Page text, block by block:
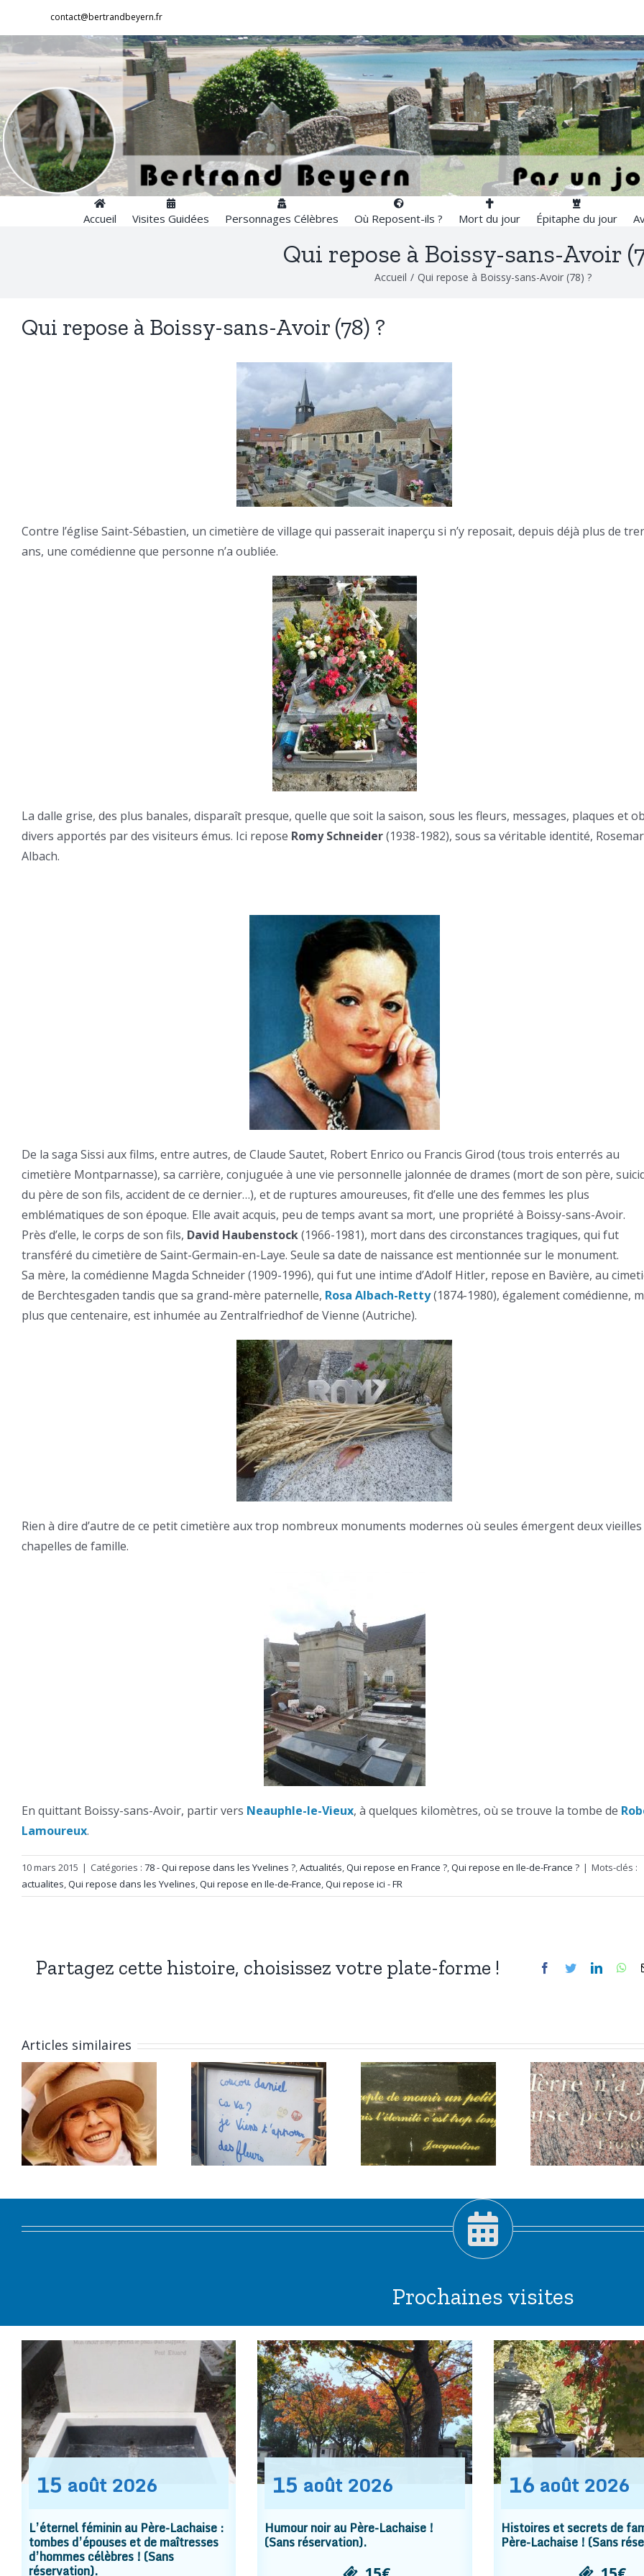
contenu
contact@bertrandbeyern.fr
Accueil Visites Guidées Personnages Célèbres Où Reposent-ils ? Mort du jour Épitaphe du jour
Qui repose à Boissy-sans-Avoir
Accueil / Qui repose à Boissy-sans-Avoir (78) ?
Qui repose à Boissy-sans-Avoir (78) ?
Contre l’église Saint-Sébastien, un cimetière de village qui passerait inaperçu si n’y reposait, depuis déjà plus de
ans, une comédienne que personne n’a oubliée.
La dalle grise, des plus banales, disparaît presque, quelle que soit la saison, sous les fleurs, messages, plaques et
divers apportés par des visiteurs émus. Ici repose Romy Schneider(1938-1982), sous sa véritable identité,
Albach.
De la saga Sissi aux films, entre autres, de Claude Sautet, Robert Enrico ou Francis Girod (tous trois enterrés au
cimetière Montparnasse), sa carrière, conjuguée à une vie personnelle jalonnée de drames (mort de son père,
du père de son fils, accident de ce dernier…), et de ruptures amoureuses, fit d’elle une des femmes les plus
emblématiques de son époque. Elle avait acquis, peu de temps avant sa mort, une propriété à Boissy-sans-Avoir.
Près d’elle, le corps de son fils, David Haubenstock(1966-1981), mort dans des circonstances tragiques, qui fut
transféré du cimetière de Saint-Germain-en-Laye. Seule sa date de naissance est mentionnée sur le monument.
Sa mère, la comédienne Magda Schneider (1909-1996), qui fut une intime d’Adolf Hitler, repose en Bavière, au
de Berchtesgaden tandis que sa grand-mère paternelle, Rosa Albach-Retty(1874-1980), également comédienne,
plus que centenaire, est inhumée au Zentralfriedhof de Vienne (Autriche).
Rien à dire d’autre de ce petit cimetière aux trop nombreux monuments modernes où seules émergent deux vieilles
chapelles de famille.
En quittant Boissy-sans-Avoir, partir vers Neauphle-le-Vieux, à quelques kilomètres, où se trouve la tombe de
Lamoureux.
10 mars 2015 | Catégories : 78 - Qui repose dans les Yvelines ?,Actualités,Qui repose en France ?,Qui repose en Ile-de-France ? | Mots-clés :
actualites,Qui repose dans les Yvelines,Qui repose en Ile-de-France,Qui repose ici - FR
Partagez cette histoire, choisissez votre plate-forme ! Facebook
TwitterLinkedIn
Articles similaires
L’épitaphe
du 28 juillet
2026.
L’épitaphe
du 27 juillet
2026.
L’épitaphe
du 25 juillet
2026.
Prochaines visites
15 août 2026
L’éternel féminin au Père-Lachaise :
tombes d’épouses et de maîtresses
d’hommes célèbres ! (Sans
réservation).
15 août 2026
Humour noir au Père-Lachaise !
(Sans réservation).
16 août 2026
Histoires et secrets de
Père-Lachaise ! (Sans